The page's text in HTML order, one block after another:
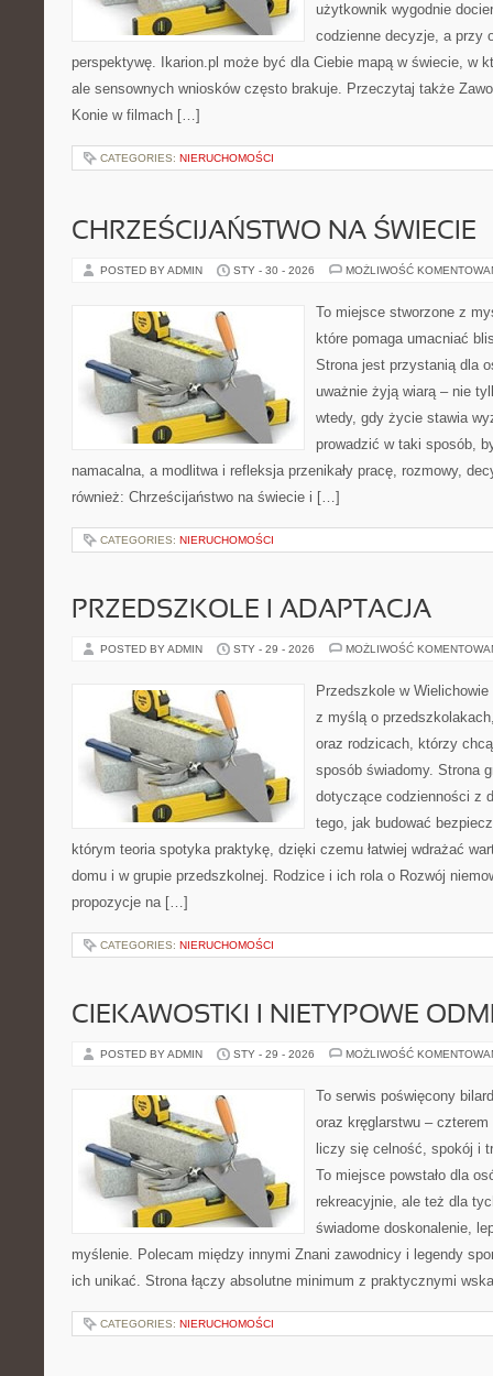
użytkownik wygodnie
codzienne decyzje, a przy
perspektywę. Ikarion.pl może być dla Ciebie mapą w świecie, w
ale sensownych wniosków często brakuje. Przeczytaj także
Konie w filmach […]
CATEGORIES: NIERUCHOMOŚCI
CHRZEŚCIJAŃSTWO NA ŚWIECIE
POSTED BY ADMIN STY - 30 - 2026 MOŻLIWOŚĆ
To miejsce stworzone z
które pomaga umacniać
Strona jest przystanią dla
uważnie żyją wiarą – nie
wtedy, gdy życie stawia
prowadzić w taki sposób,
namacalna, a modlitwa i refleksja przenikały pracę, rozmowy,
również: Chrześcijaństwo na świecie i […]
CATEGORIES: NIERUCHOMOŚCI
PRZEDSZKOLE I ADAPTACJA
POSTED BY ADMIN STY - 29 - 2026 MOŻLIWOŚĆ
Przedszkole w
z myślą o
oraz rodzicach, którzy
sposób świadomy. Strona
dotyczące codzienności z
tego, jak budować
którym teoria spotyka praktykę, dzięki czemu łatwiej wdrażać
domu i w grupie przedszkolnej. Rodzice i ich rola o Rozwój
propozycje na […]
CATEGORIES: NIERUCHOMOŚCI
CIEKAWOSTKI I NIETYPOWE
POSTED BY ADMIN STY - 29 - 2026 MOŻLIWOŚĆ
To serwis poświęcony
oraz kręglarstwu –
liczy się celność, spokój i
To miejsce powstało dla
rekreacyjnie, ale też dla
świadome doskonalenie,
myślenie. Polecam między innymi Znani zawodnicy i legendy
ich unikać. Strona łączy absolutne minimum z praktycznymi
CATEGORIES: NIERUCHOMOŚCI